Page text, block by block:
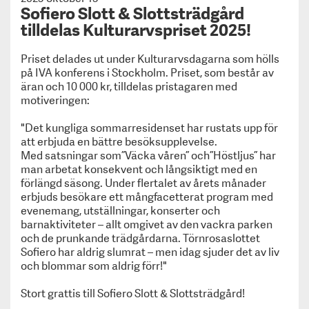
Svenskt Kulturarvs årliga pris – Kulturarvspriset
har tilldelats Alexandra von Schwerin, Skarhult
Slott.
Museiföreningen Svenskt Kulturarvs årliga pris –
Kulturarvspriset har tilldelats Hallwylska museet.
Roligare historielektioner - med nya KulTur-spelet
Kulturarvspris till Mimmi Mannheimer och Kalmar
slott
Om oss
För medlemsmuseer
Information till medlemmar
Medlemskap
Kulturarvspriset
Kurs & Konferens
Trycksaker
Jobbtorg & Vandringsutställningar
KULT
Privacy policy
Sofiero Slott & Slottsträdgård
tilldelas Kulturarvspriset 2025!
Priset delades ut under Kulturarvsdagarna som hölls
på IVA konferens i Stockholm. Priset, som består av
äran och 10 000 kr, tilldelas pristagaren med
motiveringen:
"Det kungliga sommarresidenset har rustats upp för
att erbjuda en bättre besöksupplevelse.
Med satsningar som ”Väcka våren” och ”Höstljus” har
man arbetat konsekvent och långsiktigt med en
förlängd säsong. Under flertalet av årets månader
erbjuds besökare ett mångfacetterat program med
evenemang, utställningar, konserter och
barnaktiviteter – allt omgivet av den vackra parken
och de prunkande trädgårdarna. Törnrosaslottet
Sofiero har aldrig slumrat – men idag sjuder det av liv
och blommar som aldrig förr!"
Stort grattis till Sofiero Slott & Slottsträdgård!